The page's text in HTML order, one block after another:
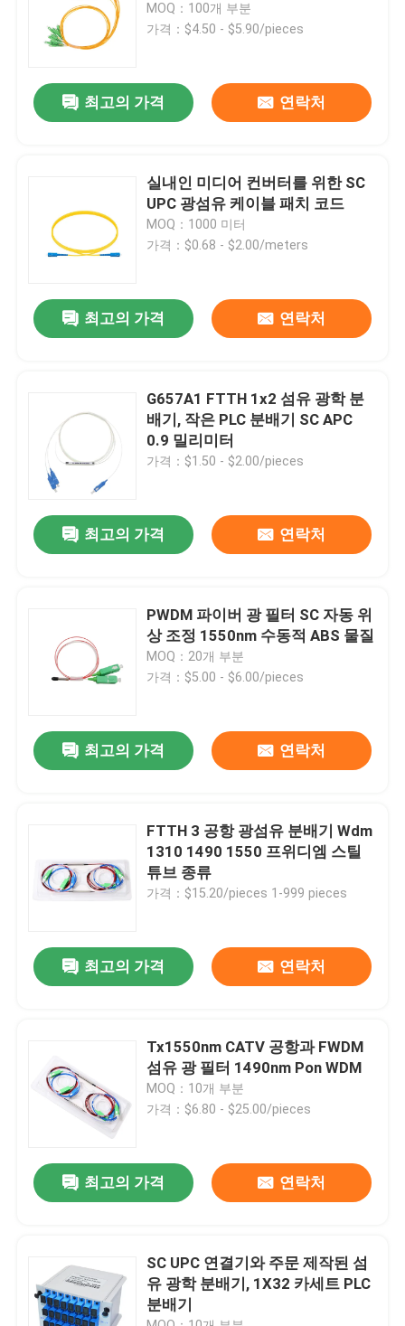
제품 소개
VR 쇼
공장 투어
견적 요청
섬유 케이블 조립체
섬유 케이블 패치 코드
MOQ：100개 부분
가격：$4.50 - $5.90/pieces
최고의 가격 연락처
실내인 미디어 컨버터를 위한 SC
UPC 광섬유 케이블 패치 코드
MOQ：1000 미터
가격：$0.68 - $2.00/meters
최고의 가격 연락처
G657A1 FTTH 1x2 섬유 광학 분
배기, 작은 PLC 분배기 SC APC
0.9 밀리미터
가격：$1.50 - $2.00/pieces
최고의 가격 연락처
PWDM 파이버 광 필터 SC 자동 위
상 조정 1550nm 수동적 ABS 물질
MOQ：20개 부분
가격：$5.00 - $6.00/pieces
최고의 가격 연락처
FTTH 3 공항 광섬유 분배기 Wdm
1310 1490 1550 프위디엠 스틸
튜브 종류
가격：$15.20/pieces 1-999 pieces
최고의 가격 연락처
Tx1550nm CATV 공항과 FWDM
섬유 광 필터 1490nm Pon WDM
MOQ：10개 부분
가격：$6.80 - $25.00/pieces
최고의 가격 연락처
SC UPC 연결기와 주문 제작된 섬
유 광학 분배기, 1X32 카세트 PLC
분배기